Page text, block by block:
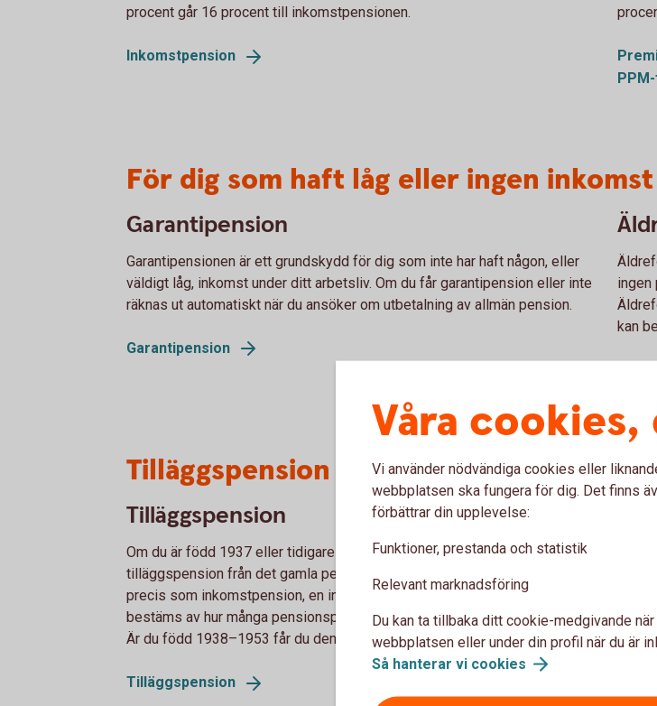
procent går 16 procent till inkomstpensionen.
Inkomstpension
För dig som haft låg eller ingen inkomst
Garantipension
Garantipensionen är ett grundskydd för dig som inte har haft någon, eller
väldigt låg, inkomst under ditt arbetsliv. Om du får garantipension eller inte
räknas ut automatiskt när du ansöker om utbetalning av allmän pension.
Garantipension
ingen
kan
Tilläggspension – för dig som är född
Tilläggspension
Om du är född 1937 eller tidigare består din allmänna pension av
tilläggspension från det gamla pensionssystemet. Tilläggspension är,
precis som inkomstpension, en inkomstgrundad pension. Hur hög den blir
bestäms av hur många pensionspoäng du har tjänat in under ditt arbetsliv.
Är du född 1938–1953 får du den som en del av din allmänna pension.
Tilläggspension
Våra
Vi använder nödvändiga cookies eller
webbplatsen ska fungera för dig. Det finns
förbättrar din upplevelse:
Funktioner, prestanda och statistik
Relevant marknadsföring
Du kan ta tillbaka ditt cookie-medgivande
webbplatsen eller under din profil när du är
Så hanterar vi cookies